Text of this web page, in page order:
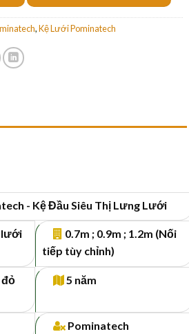
,Kệ Lưới Pominatech
- Kệ Đầu Siêu Thị Lưng Lưới
lưới
0.7m ; 0.9m ; 1.2m (Nối
tiếp tùy chỉnh)
đỏ
5 năm
Pominatech